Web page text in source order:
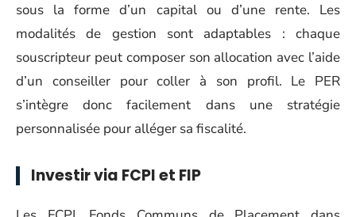
sous la forme d’un capital ou d’une rente. Les
modalités de gestion sont adaptables : chaque
souscripteur peut composer son allocation avec l’aide
d’un conseiller pour coller à son profil. Le PER
s’intègre donc facilement dans une stratégie
personnalisée pour alléger sa fiscalité.
Investir via FCPI et FIP